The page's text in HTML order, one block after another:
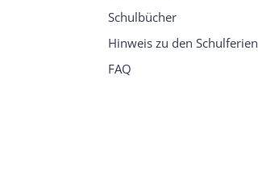
Schulbücher
Hinweis zu den Schulferien
FAQ